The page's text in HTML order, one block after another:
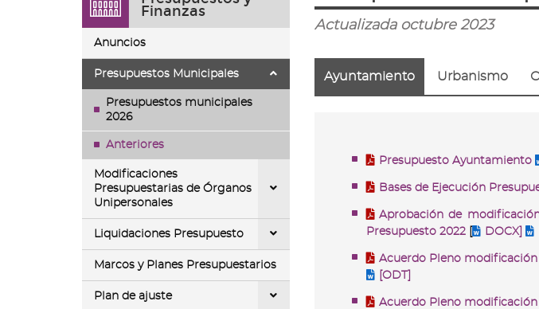
ir
la
de
Finanzas
Anuncios
Presupuestos Municipales
Presupuestos municipales
2026
Anteriores
Modificaciones
Presupuestarias de Órganos
Unipersonales
Liquidaciones Presupuesto
Marcos y Planes Presupuestarios
Plan de ajuste
Actualizada octubre 2023
Ayuntamiento Urbanismo
Presupuesto Ayuntamiento
Bases de Ejecución
Aprobación de
Presupuesto 2022[ DOCX]
Acuerdo Pleno
[ODT]
Acuerdo Pleno